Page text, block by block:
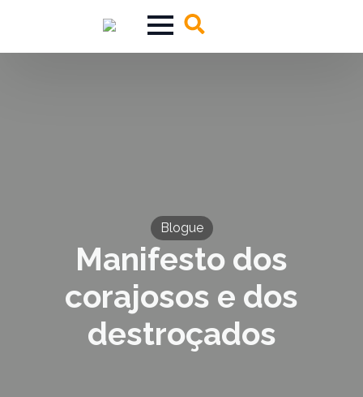
Search
Blogue
Manifesto dos
corajosos e dos
destroçados